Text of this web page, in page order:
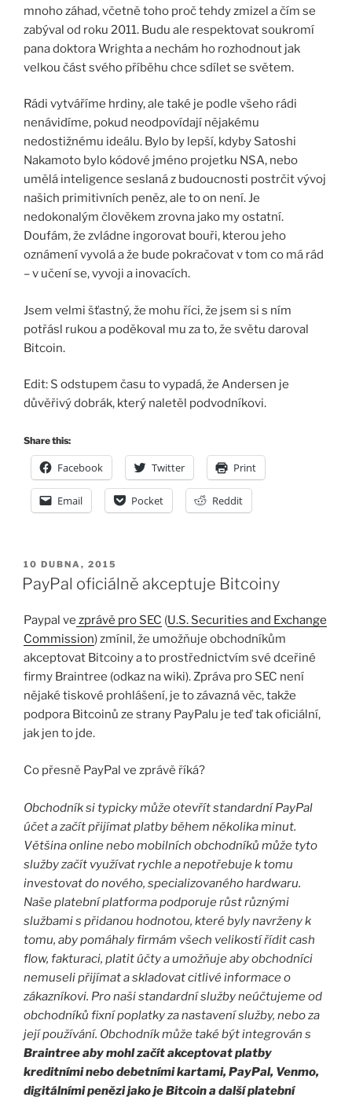
mnoho záhad, včetně toho proč tehdy zmizel a čím se
zabýval od roku 2011. Budu ale respektovat soukromí
pana doktora Wrighta a nechám ho rozhodnout jak
velkou část svého příběhu chce sdílet se světem.
Rádi vytváříme hrdiny, ale také je podle všeho rádi
nenávidíme, pokud neodpovídají nějakému
nedostižnému ideálu. Bylo by lepší, kdyby Satoshi
Nakamoto bylo kódové jméno projetku NSA, nebo
umělá inteligence seslaná z budoucnosti postrčit vývoj
našich primitivních peněz, ale to on není. Je
nedokonalým člověkem zrovna jako my ostatní.
Doufám, že zvládne ingorovat bouři, kterou jeho
oznámení vyvolá a že bude pokračovat v tom co má rád
– v učení se, vyvoji a inovacích.
Jsem velmi šťastný, že mohu říci, že jsem si s ním
potřásl rukou a poděkoval mu za to, že světu daroval
Bitcoin.
Edit: S odstupem času to vypadá, že Andersen je
důvěřivý dobrák, který naletěl podvodníkovi.
Share this:
Facebook Twitter Print
Email Pocket Reddit
PUBLIKOVÁNO
10 DUBNA, 2015
PayPal oficiálně akceptuje Bitcoiny
Paypal ve zprávě pro SEC (U.S. Securities and Exchange
Commission) zmínil, že umožňuje obchodníkům
akceptovat Bitcoiny a to prostřednictvím své dceřiné
firmy Braintree (odkaz na wiki). Zpráva pro SEC není
nějaké tiskové prohlášení, je to závazná věc, takže
podpora Bitcoinů ze strany PayPalu je teď tak oficiální,
jak jen to jde.
Co přesně PayPal ve zprávě říká?
Obchodník si typicky může otevřít standardní PayPal
účet a začít přijímat platby během několika minut.
Většina online nebo mobilních obchodníků může tyto
služby začít využívat rychle a nepotřebuje k tomu
investovat do nového, specializovaného hardwaru.
Naše platební platforma podporuje růst různými
službami s přidanou hodnotou, které byly navrženy k
tomu, aby pomáhaly firmám všech velikostí řídit cash
flow, fakturaci, platit účty a umožňuje aby obchodníci
nemuseli přijímat a skladovat citlivé informace o
zákazníkovi. Pro naši standardní služby neúčtujeme od
obchodníků fixní poplatky za nastavení služby, nebo za
její používání. Obchodník může také být integrován s
Braintree aby mohl začít akceptovat platby
kreditními nebo debetními kartami, PayPal, Venmo,
digitálními penězi jako je Bitcoin a další platební